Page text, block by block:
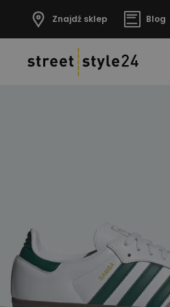
Znajdź sklep Blog